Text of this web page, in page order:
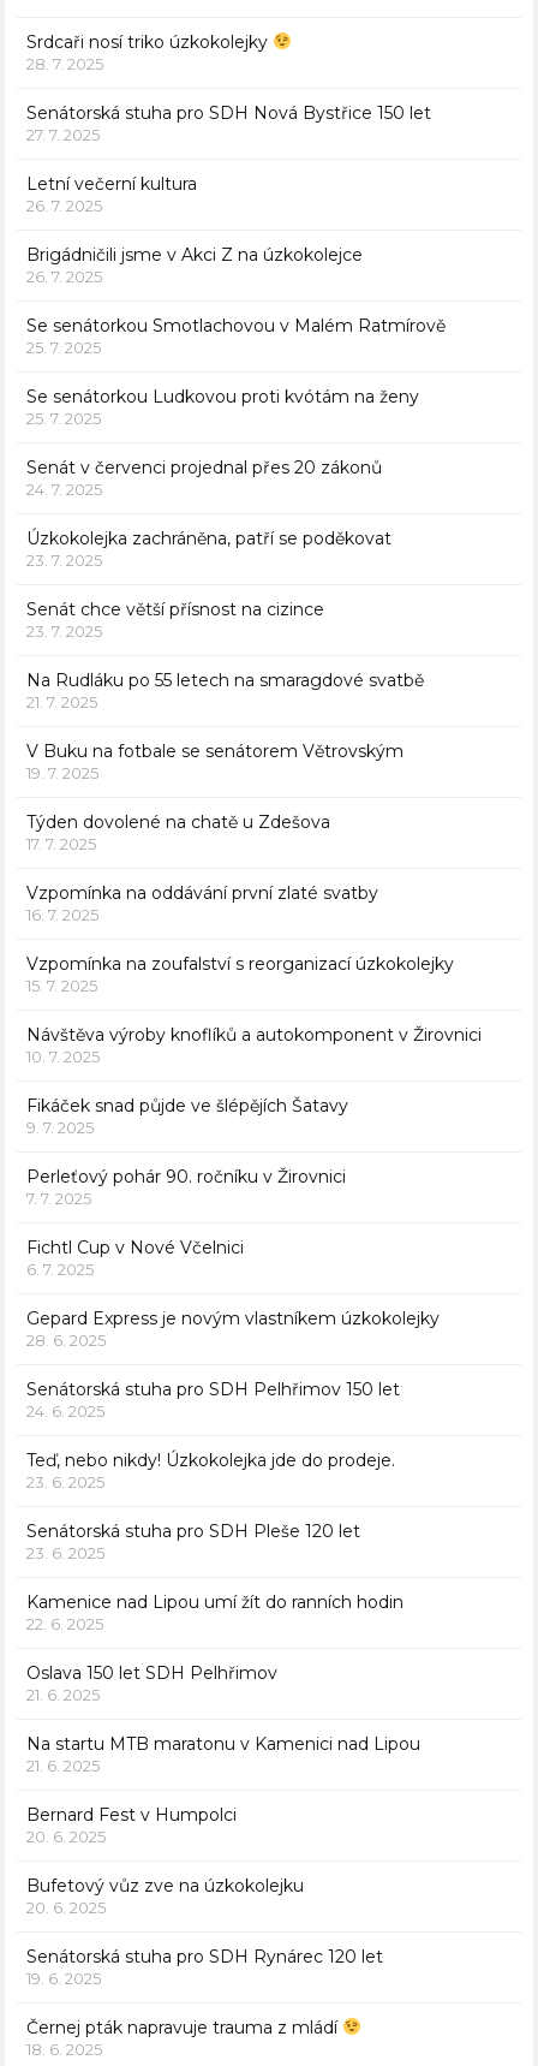
Srdcaři nosí triko úzkokolejky
28. 7. 2025
Senátorská stuha pro SDH Nová Bystřice 150 let
27. 7. 2025
Letní večerní kultura
26. 7. 2025
Brigádničili jsme v Akci Z na úzkokolejce
26. 7. 2025
Se senátorkou Smotlachovou v Malém Ratmírově
25. 7. 2025
Se senátorkou Ludkovou proti kvótám na ženy
25. 7. 2025
Senát v červenci projednal přes 20 zákonů
24. 7. 2025
Úzkokolejka zachráněna, patří se poděkovat
23. 7. 2025
Senát chce větší přísnost na cizince
23. 7. 2025
Na Rudláku po 55 letech na smaragdové svatbě
21. 7. 2025
V Buku na fotbale se senátorem Větrovským
19. 7. 2025
Týden dovolené na chatě u Zdešova
17. 7. 2025
Vzpomínka na oddávání první zlaté svatby
16. 7. 2025
Vzpomínka na zoufalství s reorganizací úzkokolejky
15. 7. 2025
Návštěva výroby knoflíků a autokomponent v Žirovnici
10. 7. 2025
Fikáček snad půjde ve šlépějích Šatavy
9. 7. 2025
Perleťový pohár 90. ročníku v Žirovnici
7. 7. 2025
Fichtl Cup v Nové Včelnici
6. 7. 2025
Gepard Express je novým vlastníkem úzkokolejky
28. 6. 2025
Senátorská stuha pro SDH Pelhřimov 150 let
24. 6. 2025
Teď, nebo nikdy! Úzkokolejka jde do prodeje.
23. 6. 2025
Senátorská stuha pro SDH Pleše 120 let
23. 6. 2025
Kamenice nad Lipou umí žít do ranních hodin
22. 6. 2025
Oslava 150 let SDH Pelhřimov
21. 6. 2025
Na startu MTB maratonu v Kamenici nad Lipou
21. 6. 2025
Bernard Fest v Humpolci
20. 6. 2025
Bufetový vůz zve na úzkokolejku
20. 6. 2025
Senátorská stuha pro SDH Rynárec 120 let
19. 6. 2025
Černej pták napravuje trauma z mládí
18. 6. 2025